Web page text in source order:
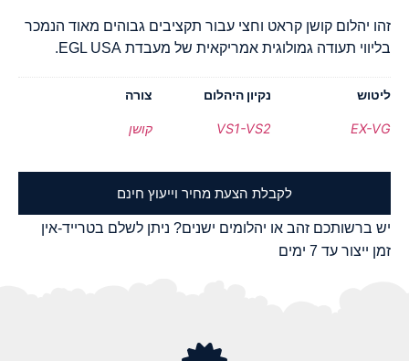
זהו יהלום קושן קראט וחצי עבור תקציבים גבוהים מאוד הנמכר
בליווי תעודה גמולוגית אמריקאית של מעבדת EGL USA.
ליטוש
EX-VG
נקיון היהלום
VS1-VS2
צורה
קושן
לקבלת הצעת מחיר וייעוץ חינם
יש ברשותכם זהב או יהלומים ישנים? ניתן לשלם בטרייד-אין
זמן ייצור עד 7 ימים